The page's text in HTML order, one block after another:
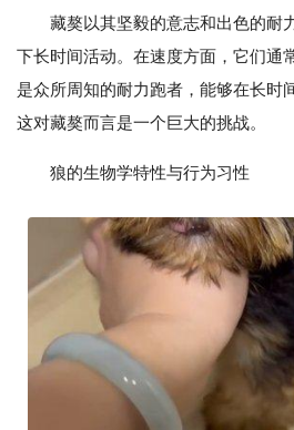
藏獒以其坚毅的意志和出色的耐
下长时间活动。在速度方面，它们通
是众所周知的耐力跑者，能够在长时
这对藏獒而言是一个巨大的挑战。
狼的生物学特性与行为习性